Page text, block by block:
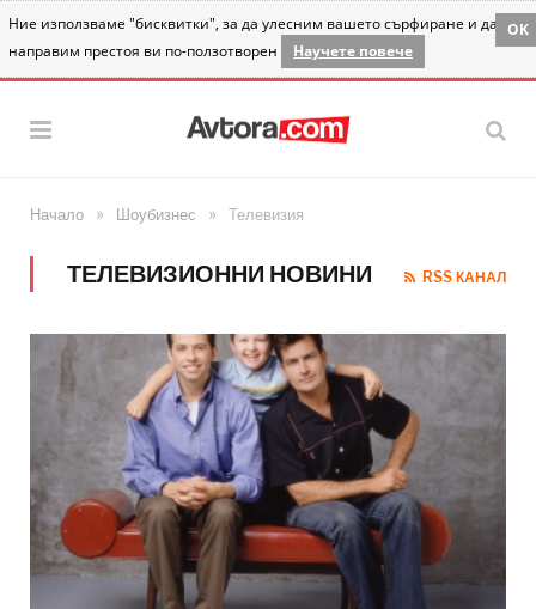
Ние използваме "бисквитки", за да улесним вашето сърфиране и да
направим престоя ви по-ползотворен
Научете повече
OK
Начало » Шоубизнес » Телевизия
ТЕЛЕВИЗИОННИ НОВИНИ RSS КАНАЛ